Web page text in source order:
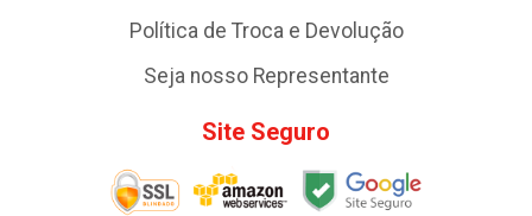
Política de Troca e Devolução
Seja nosso Representante
Site Seguro